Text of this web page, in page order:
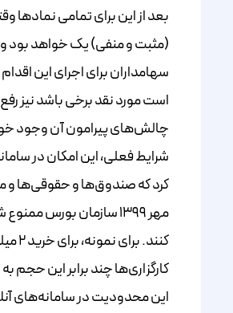
(مثبت و منفی) یک خواهد بود و
سهامداران برای اجرای این
است مورد نقد برخی باشد
چالش‌های پیرامون آن وجود
شرایط فعلی، این امکان در
مهر ۱۳۹۹ سازمان بورس
کارگزاری‌ها چند برابر این
این محدودیت در سامانه‌های